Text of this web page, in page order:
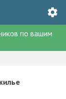
по вашим